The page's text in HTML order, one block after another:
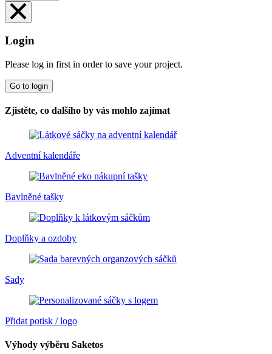
Login
Please log in first in order to save your project.
Go to login
Zjistěte, co dalšího by vás mohlo zajímat
Adventní kalendáře
Bavlněné tašky
Doplňky a ozdoby
Sady
Přidat potisk / logo
Výhody výběru Saketos